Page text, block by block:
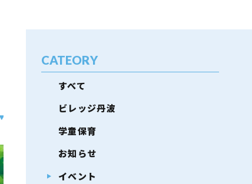
CATEORY
すべて
ビレッジ丹波
学童保育
お知らせ
イベント